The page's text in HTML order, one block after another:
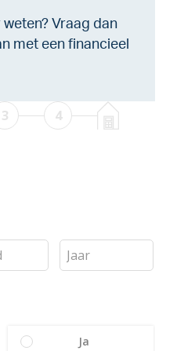
Vraag dan
met een financieel